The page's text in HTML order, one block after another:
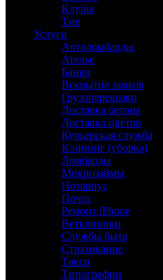
Клубы
Тир
Услуги
Автоломбарды
Ателье
Банки
Вскрытие замков
Грузоперевозки
Доставка бетона
Доставка цветов
Курьерская служба
Клининг (уборка)
Ломбарды
Микрозаймы
Нотариус
Почта
Ремонт iPhone
Ветклиники
Службы быта
Страхование
Такси
Типографии